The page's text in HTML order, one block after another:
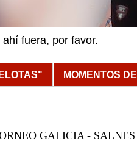
fuera, por favor.
MOMENTOS
GALICIA -